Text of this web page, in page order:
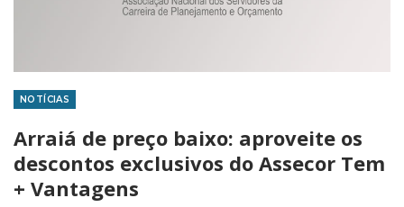
NOTÍCIAS
Arraiá de preço baixo: aproveite os
descontos exclusivos do Assecor Tem
+ Vantagens